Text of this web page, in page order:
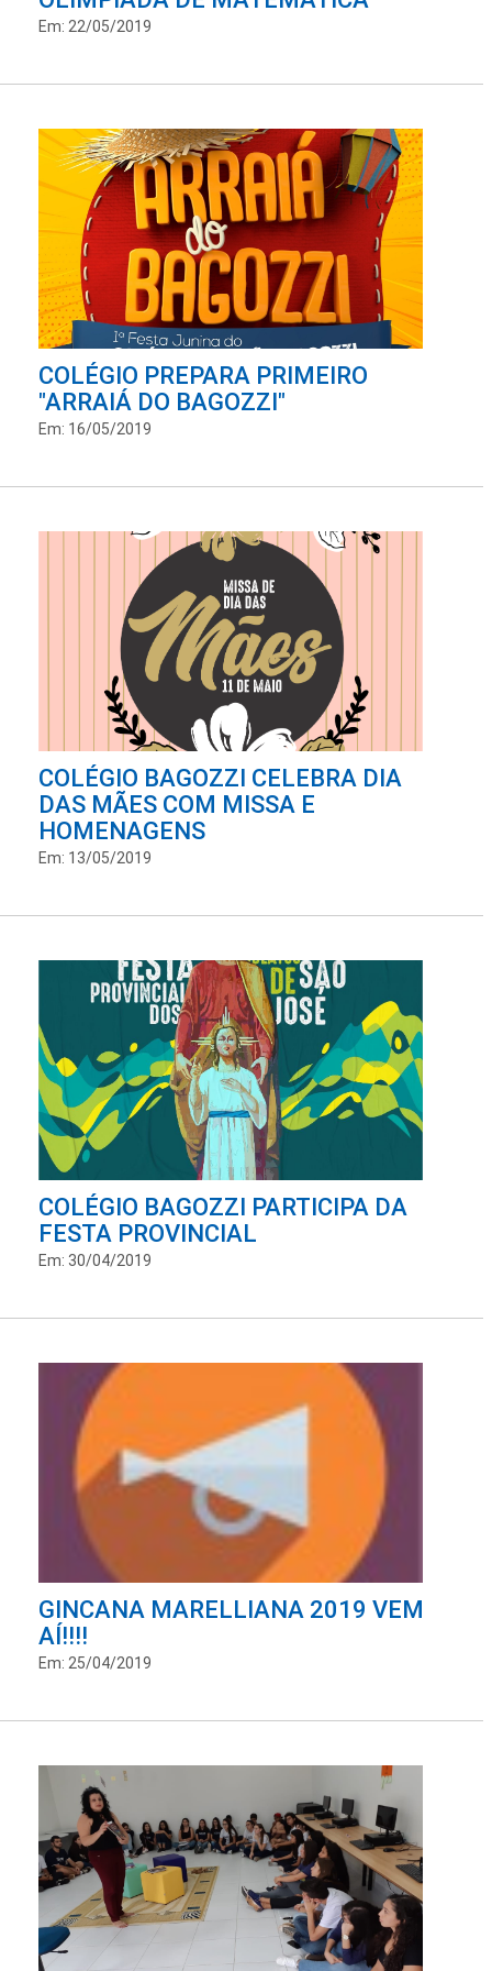
Em: 22/05/2019
COLÉGIO PREPARA PRIMEIRO
"ARRAIÁ DO BAGOZZI"
Em: 16/05/2019
COLÉGIO BAGOZZI CELEBRA DIA
DAS MÃES COM MISSA E
HOMENAGENS
Em: 13/05/2019
COLÉGIO BAGOZZI PARTICIPA DA
FESTA PROVINCIAL
Em: 30/04/2019
GINCANA MARELLIANA 2019 VEM
AÍ!!!!
Em: 25/04/2019